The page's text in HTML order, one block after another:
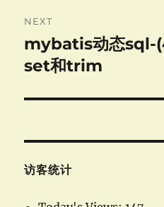
NEXT
Next
post:
mybatis动态sql-
set和trim
访客统计